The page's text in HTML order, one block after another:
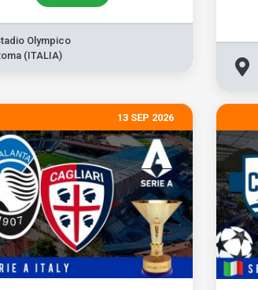
Olympico
(ITALIA)
13 SEP 2026